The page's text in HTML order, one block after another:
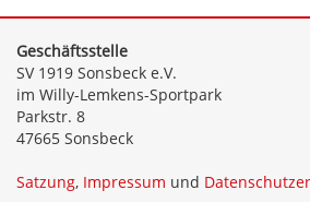
Geschäftsstelle
SV 1919 Sonsbeck e.V.
im Willy-Lemkens-Sportpark
Parkstr. 8
47665 Sonsbeck
Satzung, Impressum und